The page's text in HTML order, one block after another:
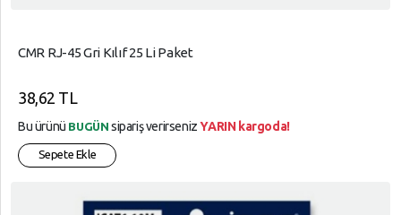
CMR RJ-45 Gri Kılıf 25 Li Paket
38,62 TL
Bu ürünü BUGÜN sipariş verirsenizYARIN kargoda!
Sepete Ekle